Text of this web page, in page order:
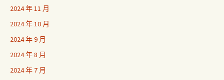
2024 年 11 月
2024 年 10 月
2024 年 9 月
2024 年 8 月
2024 年 7 月